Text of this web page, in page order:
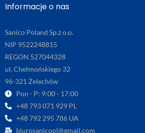
Informacje o nas
Sanico Poland Sp.z o.o.
NIP 9522248815
REGON 527044328
ul. Chełmońskiego 32
96-321 Żelechów
Pon - P: 9:00 - 17:00
+48 793 071 929 PL
+48 792 295 786 UA
biurosanicopl@gmail.com